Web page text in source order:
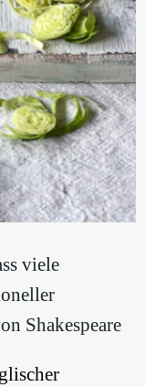
viele
Shakespeare